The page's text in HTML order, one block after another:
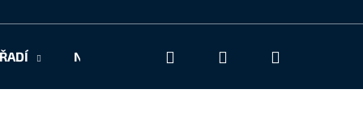
NAŠE SLUŽBY KONTAKT
Hledat Přihlášení